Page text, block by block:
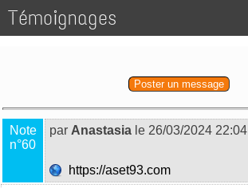
Témoignages
Poster un message
Note
n°60
par Anastasia le 26/03/2024 22:04
https://aset93.com